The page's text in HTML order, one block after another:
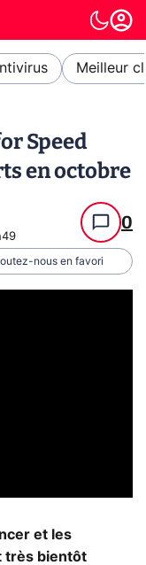
Meilleur
Speed
en octobre
0
nous en favori
et les
très bientôt